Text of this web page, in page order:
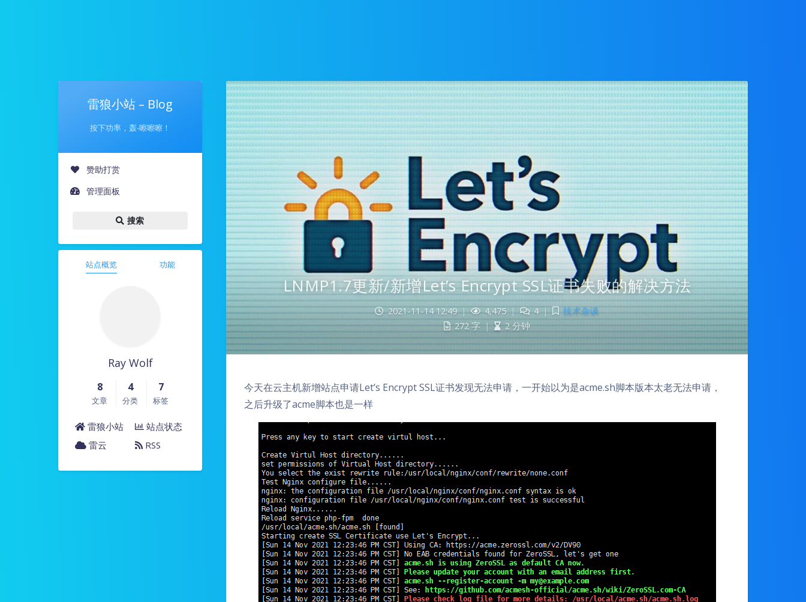
雷狼小站 – Blog
按下功率，轰-嚓嚓嚓！
赞助打赏
管理面板
搜索
站点概览 功能
Ray Wolf
8
文章
4
分类
7
标签
雷狼小站
站点状态
雷云
RSS
LNMP1.7更新/新增Let’s Encrypt SSL证书失败的解决方法
2021-11-14 12:49 | 4,475 | 4 |
技术杂谈
272 字 | 2 分钟
今天在云主机新增站点申请Let’s Encrypt SSL证书发现无法申请，一开始以为是acme.sh脚本版本太老无法申请，
之后升级了acme脚本也是一样